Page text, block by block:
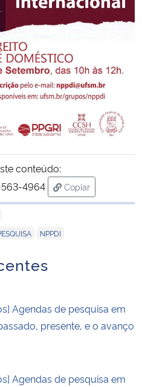
conteúdo:
4964
Copiar
para área de
NPPDI
Agendas de pesquisa em
presente, e o avanço
Agendas de pesquisa em